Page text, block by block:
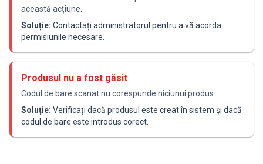
această acțiune.
Soluție: Contactați administratorul pentru a vă acorda
permisiunile necesare.
Produsul nu a fost găsit
Codul de bare scanat nu corespunde niciunui produs.
Soluție: Verificați dacă produsul este creat în sistem și dacă
codul de bare este introdus corect.